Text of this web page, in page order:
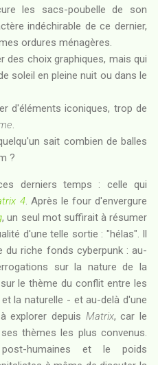
les sacs-poubelle de son
indéchirable de ce dernier,
ordures ménagères.
des choix graphiques, mais qui
soleil en pleine nuit ou dans le
d'éléments iconiques, trop de
sait combien de balles
?
derniers temps : celle qui
4. Après le four d'envergure
, un seul mot suffirait à résumer
d'une telle sortie : "hélas". Il
riche fonds cyberpunk : au-
sur la nature de la
le thème du conflit entre les
la naturelle - et au-delà d'une
explorer depuis Matrix, car le
thèmes les plus convenus.
humaines et le poids